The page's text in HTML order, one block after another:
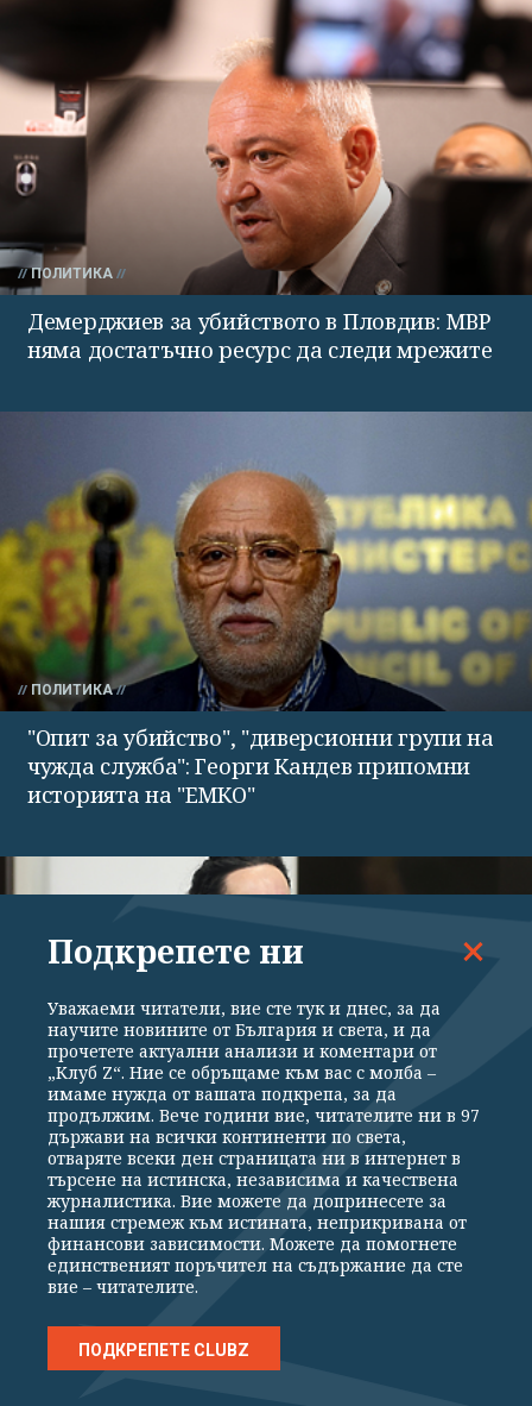
ПОЛИТИКА
Демерджиев за убийството в Пловдив: МВР
няма достатъчно ресурс да следи мрежите
ПОЛИТИКА
"Опит за убийство", "диверсионни групи на
чужда служба": Георги Кандев припомни
историята на "ЕМКО"
ПОЛИТИКА
Украйна не е насочвала умишлено дронове
към България, заяви посланичката
Подкрепете ни
Уважаеми читатели, вие сте тук и днес, за да
научите новините от България и света, и да
прочетете актуални анализи и коментари от
„Клуб Z“. Ние се обръщаме към вас с молба –
имаме нужда от вашата подкрепа, за да
продължим. Вече години вие, читателите ни в 97
държави на всички континенти по света,
отваряте всеки ден страницата ни в интернет в
търсене на истинска, независима и качествена
журналистика. Вие можете да допринесете за
нашия стремеж към истината, неприкривана от
финансови зависимости. Можете да помогнете
единственият поръчител на съдържание да сте
вие – читателите.
ПОДКРЕПЕТЕ CLUBZ